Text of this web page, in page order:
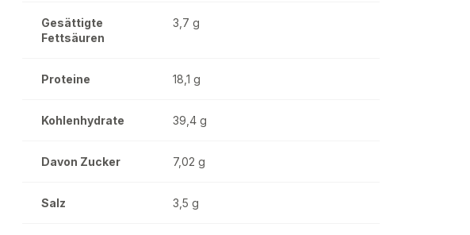
Gesättigte
Fettsäuren
3,7 g
Proteine 18,1 g
Kohlenhydrate 39,4 g
Davon Zucker 7,02 g
Salz 3,5 g